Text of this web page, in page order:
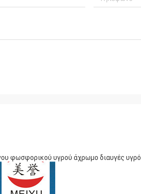
φωσφορικού υγρού άχρωμο διαυγές υγρό